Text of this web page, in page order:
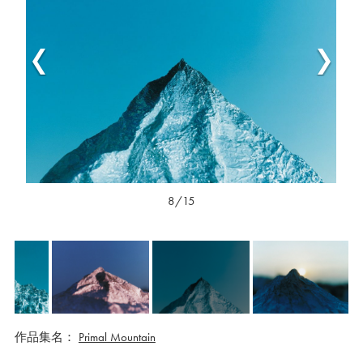
8/15
作品集名： Primal Mountain